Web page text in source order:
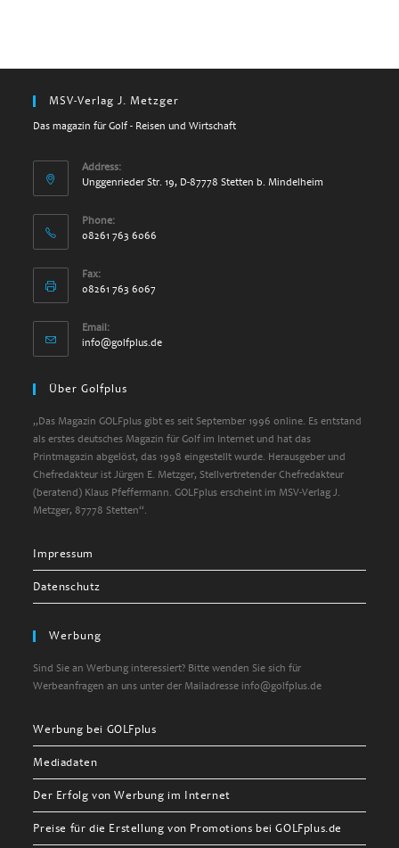
MSV-Verlag J. Metzger
Das magazin für Golf - Reisen und Wirtschaft
Address:
Unggenrieder Str. 19, D-87778 Stetten b. Mindelheim
Phone:
08261 763 6066
Fax:
08261 763 6067
Email:
info@golfplus.de
Über Golfplus
„Das Magazin GOLFplus gibt es seit September 1996 online. Es entstand
als erstes deutsches Magazin für Golf im Internet und hat das
Printmagazin abgelöst, das 1998 eingestellt wurde. Herausgeber und
Chefredakteur ist Jürgen E. Metzger, Stellvertretender Chefredakteur
(beratend) Klaus Pfeffermann. GOLFplus erscheint im MSV-Verlag J.
Metzger, 87778 Stetten“.
Impressum
Datenschutz
Werbung
Sind Sie an Werbung interessiert? Bitte wenden Sie sich für
Werbeanfragen an uns unter der Mailadresse info@golfplus.de
Werbung bei GOLFplus
Mediadaten
Der Erfolg von Werbung im Internet
Preise für die Erstellung von Promotions bei GOLFplus.de